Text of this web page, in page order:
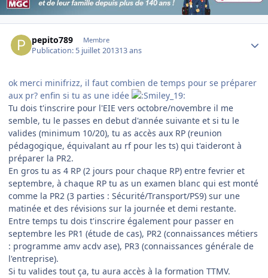
pepito789 Membre
Publication: 5 juillet 201313 ans
ok merci minifrizz, il faut combien de temps pour se préparer
aux pr? enfin si tu as une idée
Tu dois t'inscrire pour l'EIE vers octobre/novembre il me
semble, tu le passes en debut d'année suivante et si tu le
valides (minimum 10/20), tu as accès aux RP (reunion
pédagogique, équivalant au rf pour les ts) qui t'aideront à
préparer la PR2.
En gros tu as 4 RP (2 jours pour chaque RP) entre fevrier et
septembre, à chaque RP tu as un examen blanc qui est monté
comme la PR2 (3 parties : Sécurité/Transport/PS9) sur une
matinée et des révisions sur la journée et demi restante.
Entre temps tu dois t'inscrire également pour passer en
septembre les PR1 (étude de cas), PR2 (connaissances métiers
: programme amv acdv ase), PR3 (connaissances générale de
l'entreprise).
Si tu valides tout ça, tu aura accès à la formation TTMV.